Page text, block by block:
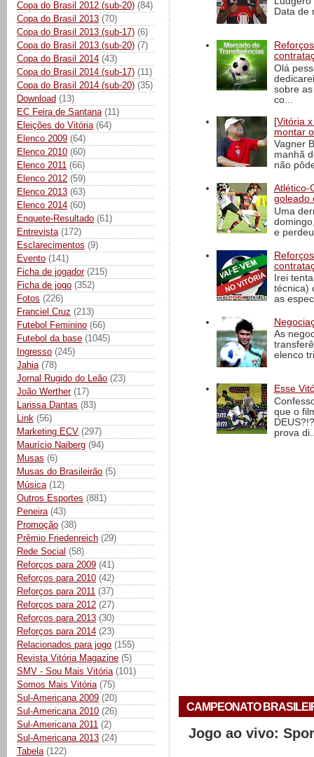
Copa do Brasil 2012 (sub-20) (84)
Copa do Brasil 2013 (70)
Copa do Brasil 2013 (sub-17) (6)
Copa do Brasil 2013 (sub-20) (7)
Copa do Brasil 2014 (43)
Copa do Brasil 2014 (sub-17) (11)
Copa do Brasil 2014 (sub-20) (35)
Download (13)
EC Feira de Santana (11)
Eleições do Vitória (64)
Elenco 2009 (64)
Elenco 2010 (60)
Elenco 2011 (66)
Elenco 2012 (59)
Elenco 2013 (63)
Elenco 2014 (60)
Enquete-Resultado (61)
Entrevista (172)
Esclarecimentos (9)
Evento (141)
Ficha de jogador (215)
Ficha de jogo (352)
Fotos (226)
Franciel Cruz (213)
Futebol Feminino (66)
Futebol da base (1045)
Ingresso (245)
Jahia (78)
Jornal Rugido do Leão (23)
João Werther (17)
Larissa Dantas (83)
Link (56)
Marketing ECV (297)
Maurício Naiberg (94)
Musas (6)
Musas do Brasileirão (5)
Música (12)
Outros Esportes (881)
Peneira (43)
Promoção (38)
Prêmio Friedenreich (29)
Rede Social (58)
Reforços para 2009 (41)
Reforços para 2010 (42)
Reforços para 2011 (37)
Reforços para 2012 (27)
Reforços para 2013 (30)
Reforços para 2014 (23)
Relacionados para jogo (155)
Revista Vitória Magazine (5)
SMV - Sou Mais Vitória (101)
Somos Mais Vitória (75)
Sul-Americana 2009 (20)
Sul-Americana 2010 (26)
Sul-Americana 2011 (2)
Sul-Americana 2013 (24)
Tabela (122)
Data de
Olá
sobre
co...
[Vitória
montar
Vagner
manhã
não
Atlético-
goleado
Uma
e
Irei
técnica)
as
As
elenco
Esse
que o
prova
CAMPEONATO
Jogo ao vivo: